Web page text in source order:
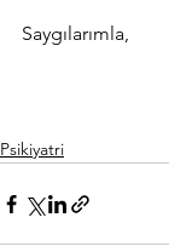
Saygılarımla,
Psikiyatri